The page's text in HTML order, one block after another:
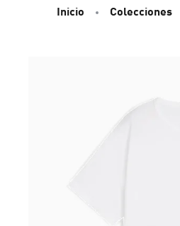
Inicio Colecciones